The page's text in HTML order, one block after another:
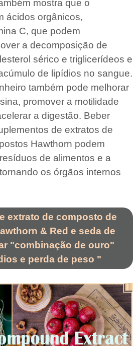
mostra que o
ácidos orgânicos,
C, que podem
a decomposição de
sérico e triglicerídeos e
de lipídios no sangue.
também pode melhorar
promover a motilidade
a digestão. Beber
de extratos de
Hawthorn podem
de alimentos e a
os órgãos internos
extrato de composto de
& Red e seda de
"combinação de ouro"
e perda de peso "